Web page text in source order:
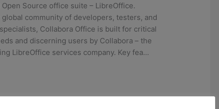
Source office suite – LibreOffice.
global community of developers, testers, and
Collabora Office is built for critical
and discerning users by Collabora – the
LibreOffice services company. Key fea…